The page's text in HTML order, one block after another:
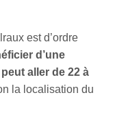
est d’ordre
d’une
aller de 22 à
la localisation du